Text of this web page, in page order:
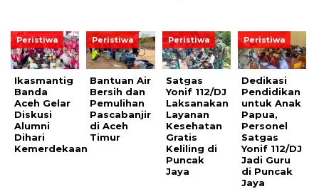
Peristiwa
Ikasmantig
Banda
Aceh Gelar
Diskusi
Alumni
Dihari
Kemerdekaan
Peristiwa
Bantuan Air
Bersih dan
Pemulihan
Pascabanjir
di Aceh
Timur
Peristiwa
Satgas
Yonif 112/DJ
Laksanakan
Layanan
Kesehatan
Gratis
Keliling di
Puncak
Jaya
Peristiwa
Dedikasi
Pendidikan
untuk Anak
Papua,
Personel
Satgas
Yonif 112/DJ
Jadi Guru
di Puncak
Jaya